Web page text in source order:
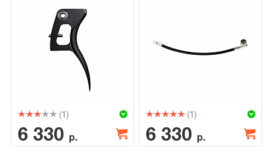
(1)
6 330 р.
(1)
6 330 р.